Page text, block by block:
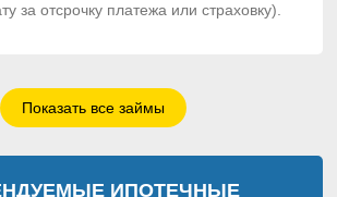
за отсрочку платежа или страховку).
Показать все займы
ИПОТЕЧНЫЕ